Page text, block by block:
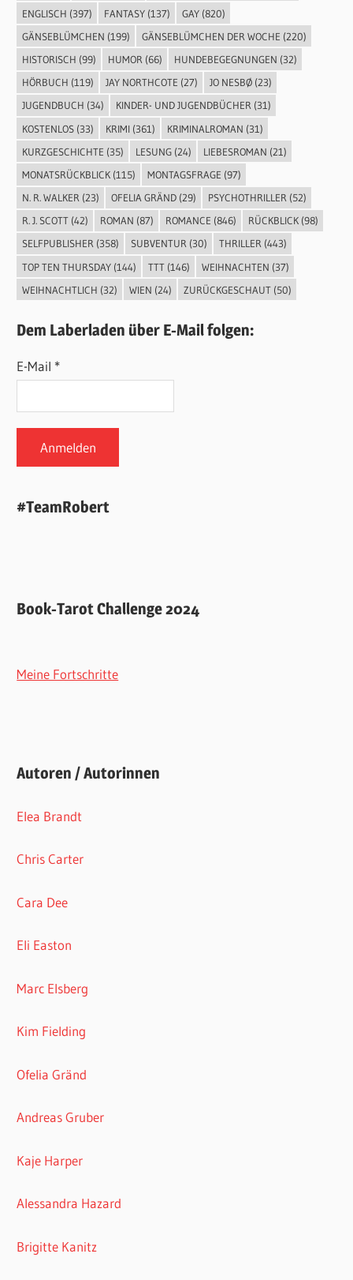
ENGLISCH (397) FANTASY(137) GAY(820)
GÄNSEBLÜMCHEN (199) GÄNSEBLÜMCHEN DER WOCHE (220)
HISTORISCH (99) HUMOR (66) HUNDEBEGEGNUNGEN (32)
HÖRBUCH (119) JAY NORTHCOTE (27) JO NESBØ(23)
JUGENDBUCH (34) KINDER- UND JUGENDBÜCHER(31)
KOSTENLOS(33) KRIMI(361) KRIMINALROMAN (31)
KURZGESCHICHTE (35) LESUNG(24) LIEBESROMAN (21)
MONATSRÜCKBLICK(115) MONTAGSFRAGE (97)
N. R. WALKER (23) OFELIA GRÄND(29) PSYCHOTHRILLER (52)
R. J. SCOTT(42) ROMAN (87) ROMANCE (846) RÜCKBLICK(98)
SELFPUBLISHER(358) SUBVENTUR(30) THRILLER(443)
TOP TEN THURSDAY(144) TTT(146) WEIHNACHTEN (37)
WEIHNACHTLICH (32) WIEN (24) ZURÜCKGESCHAUT(50)
Dem Laberladen über E-Mail folgen:
E-Mail *
#TeamRobert
Book-Tarot Challenge 2024
Meine Fortschritte
Autoren / Autorinnen
Elea Brandt
Chris Carter
Cara Dee
Eli Easton
Marc Elsberg
Kim Fielding
Ofelia Gränd
Andreas Gruber
Kaje Harper
Alessandra Hazard
Brigitte Kanitz